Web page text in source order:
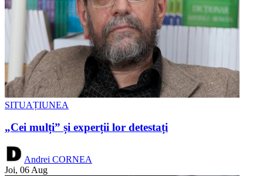
SITUAȚIUNEA
„Cei mulți” și experții lor detestați
Andrei CORNEA
Joi, 06 Aug